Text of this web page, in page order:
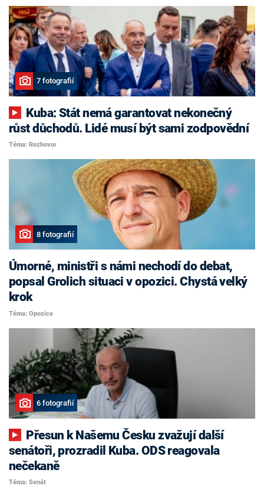
7 fotografií
růst důchodů. Lidé musí být sami zodpovědní
Téma: Rozhovor
8 fotografií
Úmorné, ministři s námi nechodí do debat,
popsal Grolich situaci v opozici. Chystá velký
krok
Téma: Opozice
6 fotografií
senátoři, prozradil Kuba. ODS reagovala
nečekaně
Téma: Senát